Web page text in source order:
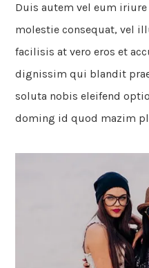
Duis autem vel eum
molestie consequat, vel
facilisis at vero eros et
dignissim qui blandit
soluta nobis eleifend
doming id quod mazim